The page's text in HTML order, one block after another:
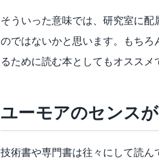
そういった意味では、研究室に
のではないかと思います。もち
るために読む本としてもオススメ
ユーモアのセンス
技術書や専門書は往々にして読